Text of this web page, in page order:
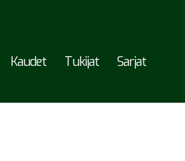
Kaudet Tukijat Sarjat